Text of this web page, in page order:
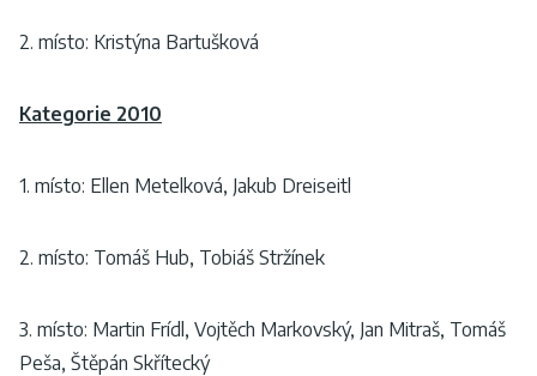
2. místo: Kristýna Bartušková
Kategorie 2010
1. místo: Ellen Metelková, Jakub Dreiseitl
2. místo: Tomáš Hub, Tobiáš Stržínek
3. místo: Martin Frídl, Vojtěch Markovský, Jan Mitraš, Tomáš
Peša, Štěpán Skřítecký